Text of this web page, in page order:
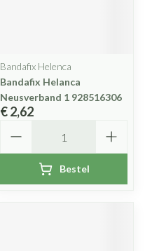
Bandafix Helenca
Bandafix Helanca
Neusverband 1 928516306
€ 2,62
Bestel